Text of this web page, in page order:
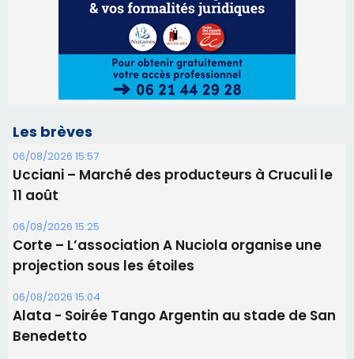
Les brèves
06/08/2026 15:57
Ucciani – Marché des producteurs à Cruculi le
11 août
06/08/2026 15:25
Corte – L’association A Nuciola organise une
projection sous les étoiles
06/08/2026 15:04
Alata - Soirée Tango Argentin au stade de San
Benedetto